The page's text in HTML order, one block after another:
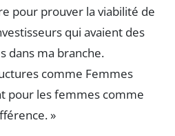
pour prouver la viabilité de
qui avaient des
dans ma branche.
comme Femmes
pour les femmes comme
»